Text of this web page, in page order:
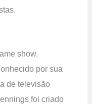
show.
por sua
de televisão
foi criado